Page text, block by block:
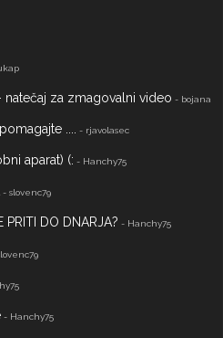
natečaj za zmagovalni video - bojana
.... - rjavolasec
aparat) (: - Hanchy75
- slovenc79
PRITI DO DNARJA? - Hanchy75
- Hanchy75